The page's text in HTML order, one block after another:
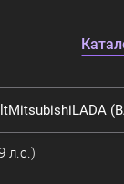
MitsubishiLADA
л.с.)